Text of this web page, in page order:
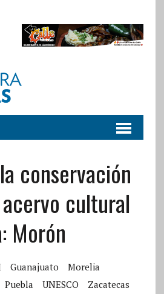
conservación
cultural
Morón
Guanajuato
Morelia
Puebla UNESCO Zacatecas